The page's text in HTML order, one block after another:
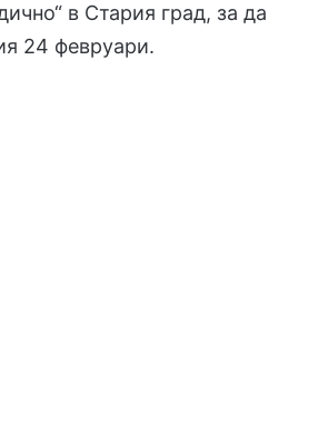
в Стария град, за да
24 февруари.